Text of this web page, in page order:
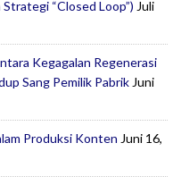
“Closed Loop”) Juli
Kegagalan Regenerasi
Sang Pemilik Pabrik Juni
Produksi Konten Juni 16,